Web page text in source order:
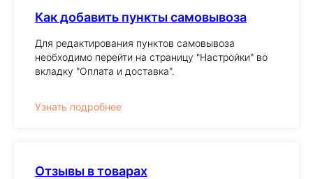
Как добавить пункты самовывоза
Для редактирования пунктов самовывоза
необходимо перейти на страницу "Настройки" во
вкладку "Оплата и доставка".
Узнать подробнее
Отзывы в товарах